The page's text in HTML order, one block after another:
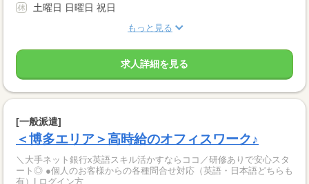
土曜日 日曜日 祝日
もっと見る
求人詳細を見る
[一般派遣]
＜博多エリア＞高時給のオフィスワーク♪
＼大手ネット銀行x英語スキル活かすならココ／研修ありで安心スタ
ート◎ ●個人のお客様からの各種問合せ対応（英語・日本語どちらも
有）Lログイン方...